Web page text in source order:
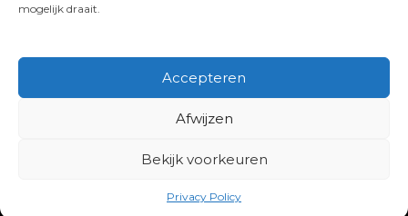
mogelijk draait.
Accepteren
Afwijzen
Bekijk voorkeuren
Privacy Policy
VOLG ONS OP: